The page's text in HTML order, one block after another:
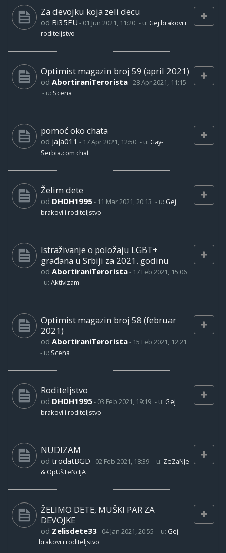
Za devojku koja zeli decu
od Bi35EU - 01 Jun 2021, 11:20 - u: Gej brakovi i
roditeljstvo
Optimist magazin broj 59 (april 2021)
od AbortiraniTerorista-28 Apr 2021, 11:15
- u: Scena
pomoć oko chata
od jaja011 - 17 Apr 2021, 12:50 - u: Gay-
Serbia.com chat
Želim dete
od DHDH1995- 11 Mar 2021, 20:13 - u: Gej
brakovi i roditeljstvo
Istraživanje o položaju LGBT+
građana u Srbiji za 2021. godinu
od AbortiraniTerorista- 17 Feb 2021, 15:06
- u: Aktivizam
Optimist magazin broj 58 (februar
2021)
od AbortiraniTerorista- 15 Feb 2021, 12:21
- u: Scena
Roditeljstvo
od DHDH1995- 03 Feb 2021, 19:19 - u: Gej
brakovi i roditeljstvo
NUDIZAM
od trodatBGD - 02 Feb 2021, 18:39 - u: ZeZaNJe
& OpUšTeNcIjA
ŽELIMO DETE, MUŠKI PAR ZA
DEVOJKE
od Zelisdete33- 04 Jan 2021, 20:55 - u: Gej
brakovi i roditeljstvo